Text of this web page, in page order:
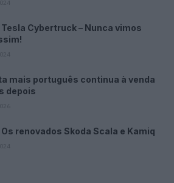
Tesla Cybertruck – Nunca vimos
mais português continua à venda
depois
Os renovados Skoda Scala e Kamiq